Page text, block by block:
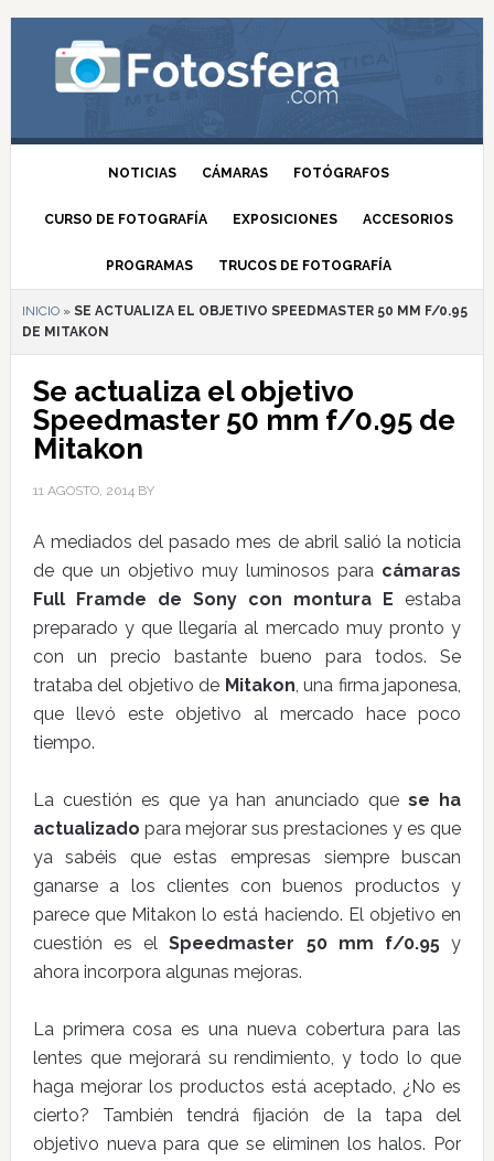
NOTICIAS CÁMARAS FOTÓGRAFOS
CURSO DE FOTOGRAFÍA EXPOSICIONES ACCESORIOS
PROGRAMAS TRUCOS DE FOTOGRAFÍA
INICIO» SE ACTUALIZA EL OBJETIVO SPEEDMASTER 50 MM F/0.95
DE MITAKON
Se actualiza el objetivo
Speedmaster 50 mm f/0.95 de
Mitakon
11 AGOSTO, 2014BY
A mediados del pasado mes de abril salió la noticia
de que un objetivo muy luminosos para cámaras
Full Framde de Sony con montura E estaba
preparado y que llegaría al mercado muy pronto y
con un precio bastante bueno para todos. Se
trataba del objetivo de Mitakon, una firma japonesa,
que llevó este objetivo al mercado hace poco
tiempo.
La cuestión es que ya han anunciado quese ha
actualizado para mejorar sus prestaciones y es que
ya sabéis que estas empresas siempre buscan
ganarse a los clientes con buenos productos y
parece que Mitakon lo está haciendo. El objetivo en
cuestión es elSpeedmaster 50 mm f/0.95y
ahora incorpora algunas mejoras.
La primera cosa es una nueva cobertura para las
lentes que mejorará su rendimiento, y todo lo que
haga mejorar los productos está aceptado, ¿No es
cierto? También tendrá fijación de la tapa del
objetivo nueva para que se eliminen los halos. Por